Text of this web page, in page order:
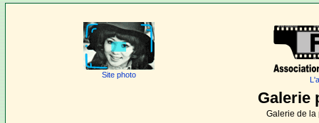
Site photo
Galerie
Galerie de la